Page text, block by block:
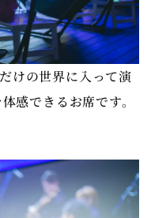
けの世界に入って演
感できるお席です。